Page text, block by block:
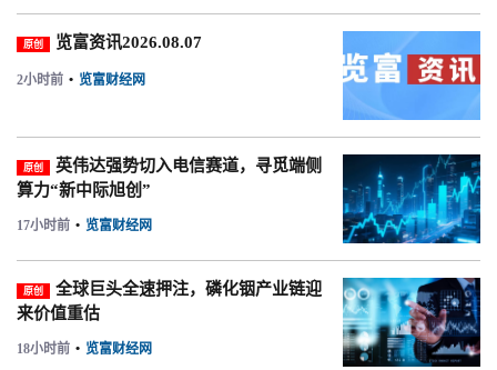
原创 览富资讯2026.08.07
2小时前 • 览富财经网
原创
英伟达强势切入电信赛道，寻觅端侧
算力“新中际旭创”
17小时前 • 览富财经网
原创
全球巨头全速押注，磷化铟产业链迎
来价值重估
18小时前 • 览富财经网